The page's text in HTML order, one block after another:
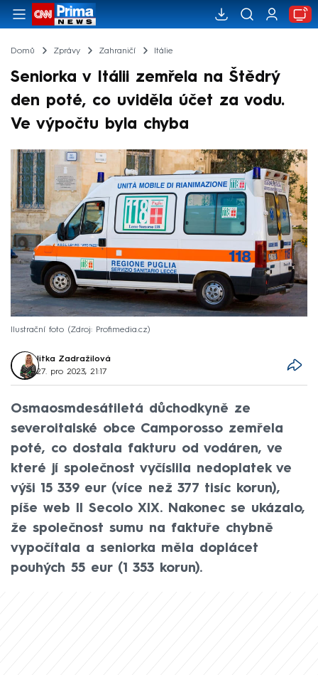
Domů Zprávy Zahraničí Itálie
Seniorka v Itálii zemřela na Štědrý
den poté, co uviděla účet za vodu.
Ve výpočtu byla chyba
Ilustrační foto Zdroj: Profimedia.cz
Jitka Zadražilová
27. pro 2023, 21:17
Osmaosmdesátiletá důchodkyně ze
severoitalské obce Camporosso zemřela
poté, co dostala fakturu od vodáren, ve
které jí společnost vyčíslila nedoplatek ve
výši 15 339 eur (více než 377 tisíc korun),
píše web Il Secolo XIX. Nakonec se ukázalo,
že společnost sumu na faktuře chybně
vypočítala a seniorka měla doplácet
pouhých 55 eur (1 353 korun).